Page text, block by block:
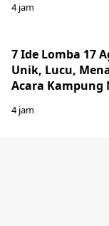
4 jam
7 Ide Lomba 17
Unik, Lucu,
Acara Kampung
4 jam